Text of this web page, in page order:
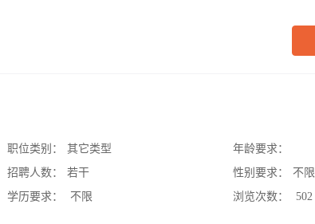
职位类别：
其它类型
招聘人数：
若干
学历要求：
不限
年龄要求：
性别要求：
不限
浏览次数：
502